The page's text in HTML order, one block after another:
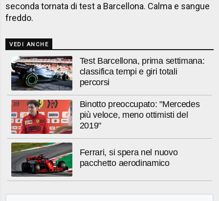
seconda tornata di test a Barcellona. Calma e sangue
freddo.
VEDI ANCHE
Test Barcellona, prima settimana:
classifica tempi e giri totali
percorsi
Binotto preoccupato: "Mercedes
più veloce, meno ottimisti del
2019"
Ferrari, si spera nel nuovo
pacchetto aerodinamico